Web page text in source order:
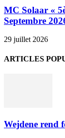
MC Solaar «
Septembre
29 juillet 2026
ARTICLES
Wejdene rend